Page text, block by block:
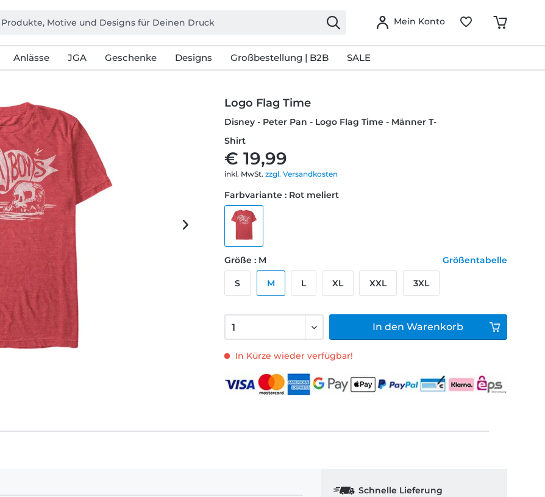
Mein Konto
Anlässe JGA Geschenke Designs Großbestellung | B2B SALE
Logo Flag Time
Disney - Peter Pan - Logo Flag Time - Männer T-
Shirt
€ 19,99
inkl. MwSt.zzgl. Versandkosten
In Kürze wieder verfügbar!
Farbvariante : Rot meliert
Größe : M Größentabelle
S M L XL XXL 3XL
In den Warenkorb
Schnelle Lieferung